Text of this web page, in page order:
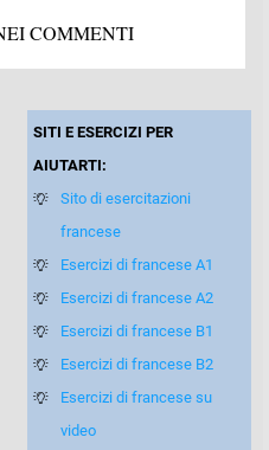
COMMENTI
SITI E ESERCIZI PER
AIUTARTI:
Sito di esercitazioni
francese
Esercizi di francese A1
Esercizi di francese A2
Esercizi di francese B1
Esercizi di francese B2
Esercizi di francese su
video